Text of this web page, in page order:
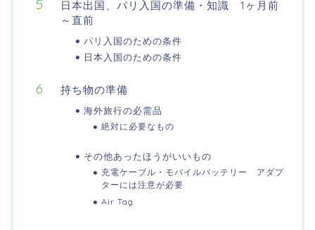
日本出国、パリ入国の準備・知識 1ヶ月前
～直前
パリ入国のための条件
日本入国のための条件
持ち物の準備
海外旅行の必需品
絶対に必要なもの
その他あったほうがいいもの
充電ケーブル・モバイルバッテリー アダプ
ターには注意が必要
Air Tag